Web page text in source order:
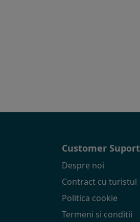
Customer Suport
Despre noi
Contract cu turistul
Politica cookie
Termeni si conditii